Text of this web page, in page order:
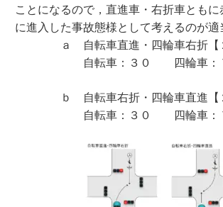
ことになるので，直進車・右折車とも
に進入した事故態様として考えるのが適
ａ 自転車直進・四輪車右折【２
自転車：３０ 四輪車：
ｂ 自転車右折・四輪車直進【２
自転車：３０ 四輪車：